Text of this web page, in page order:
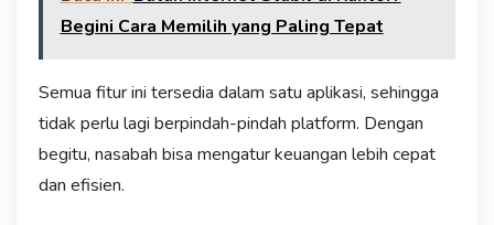
Begini Cara Memilih yang Paling Tepat
Semua fitur ini tersedia dalam satu aplikasi, sehingga
tidak perlu lagi berpindah-pindah platform. Dengan
begitu, nasabah bisa mengatur keuangan lebih cepat
dan efisien.